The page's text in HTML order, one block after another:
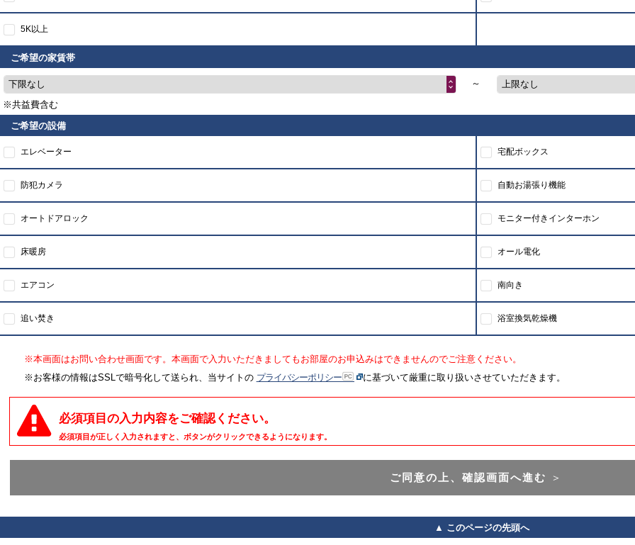
5K以上
ご希望の家賃帯
下限なし ～
上限なし
※共益費含む
ご希望の設備
エレベーター 宅配ボックス
防犯カメラ 自動お湯張り機能
オートドアロック モニター付きインターホン
床暖房 オール電化
エアコン 南向き
追い焚き 浴室換気乾燥機
※本画面はお問い合わせ画面です。本画面で入力いただきましてもお部屋のお申込みはできませんのでご注意ください。
※お客様の情報はSSLで暗号化して送られ、当サイトの プライバシーポリシー に基づいて厳重に取り扱いさせていただきます。
必須項目の入力内容をご確認ください。
必須項目が正しく入力されますと、ボタンがクリックできるようになります。
ご同意の上、確認画面へ進む ＞
▲ このページの先頭へ